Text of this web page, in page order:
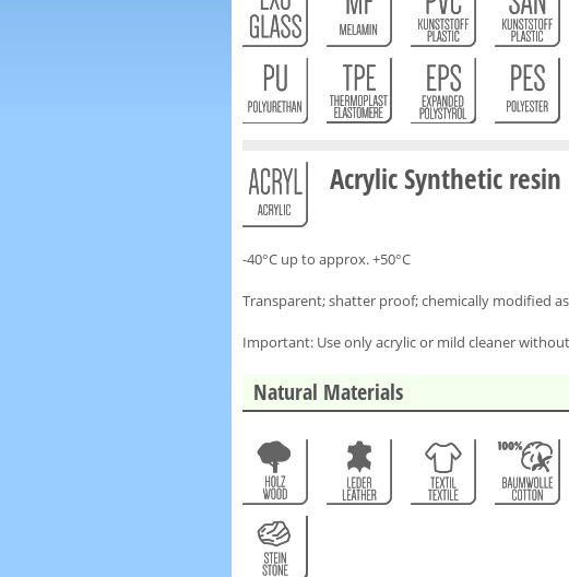
Acrylic Synthetic resin
-40°C up to approx. +50°C
Transparent; shatter proof; chemically modified
Important: Use only acrylic or mild cleaner
Natural Materials